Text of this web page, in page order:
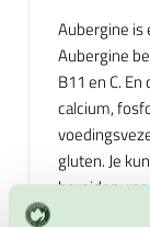
Aubergine is
Aubergine
B11 en C.
calcium,
gluten. Je
bereiden,
frituren en